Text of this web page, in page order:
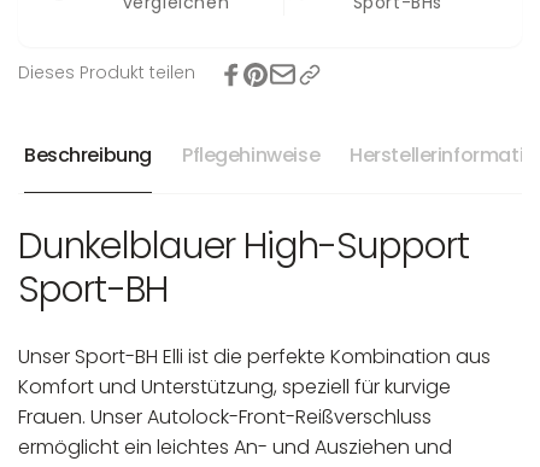
Dieses Produkt teilen
Beschreibung Pflegehinweise
Dunkelblauer High-Support
Sport-BH
Unser Sport-BH Elli ist die perfekte Kombination aus
Komfort und Unterstützung, speziell für kurvige
Frauen. Unser Autolock-Front-Reißverschluss
ermöglicht ein leichtes An- und Ausziehen und